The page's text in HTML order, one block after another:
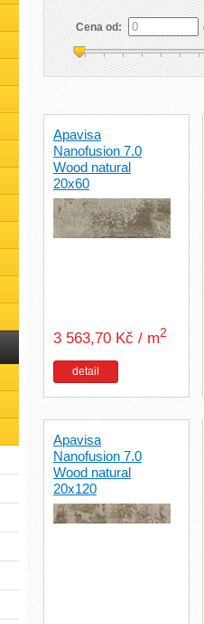
Cena od:
Apavisa
Nanofusion 7.0
Wood natural
20x60
3 563,70 Kč / m2
detail
Apavisa
Nanofusion 7.0
Wood natural
20x120